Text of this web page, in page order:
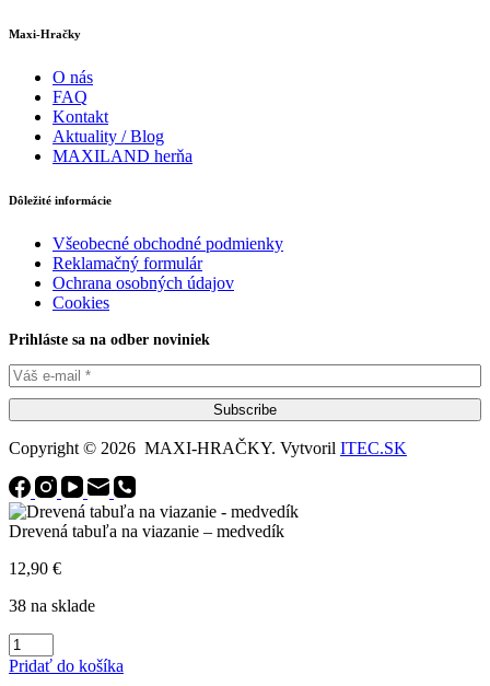
Maxi-Hračky
O nás
FAQ
Kontakt
Aktuality / Blog
MAXILAND herňa
Dôležité informácie
Všeobecné obchodné podmienky
Reklamačný formulár
Ochrana osobných údajov
Cookies
Prihláste sa na odber noviniek
Subscribe
Copyright © 2026 MAXI-HRAČKY. Vytvoril ITEC.SK
Drevená tabuľa na viazanie – medvedík
12,90 €
38 na sklade
množstvo
Drevená
Pridať do košíka